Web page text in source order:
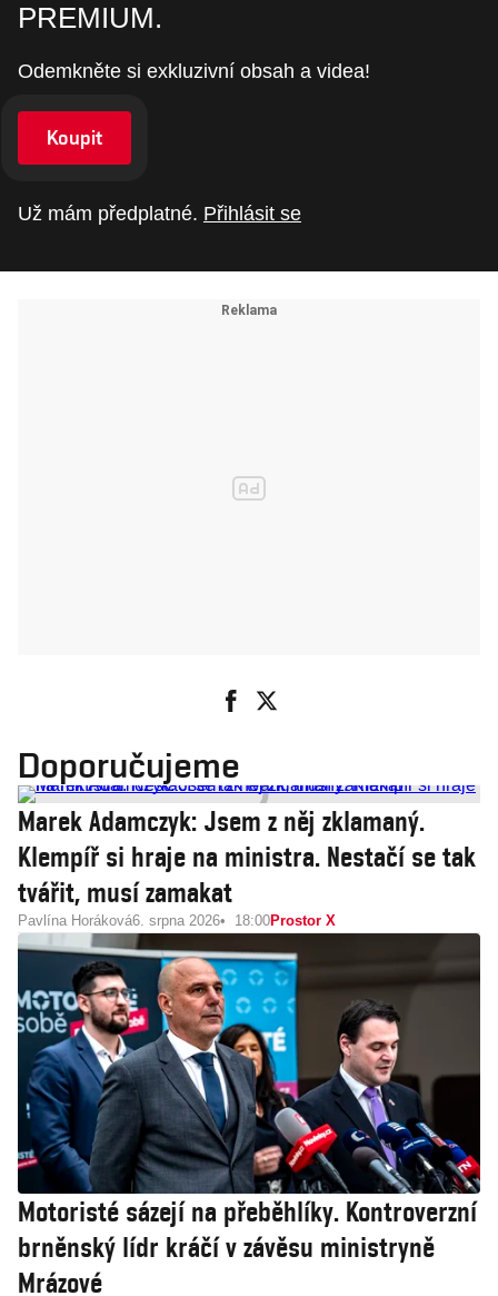
PREMIUM.
Odemkněte si exkluzivní obsah a videa!
Koupit
Už mám předplatné. Přihlásit se
Doporučujeme
Marek Adamczyk: Jsem z něj zklamaný.
Klempíř si hraje na ministra. Nestačí se tak
tvářit, musí zamakat
Pavlína Horáková6. srpna 2026 18:00Prostor X
Motoristé sázejí na přeběhlíky. Kontroverzní
brněnský lídr kráčí v závěsu ministryně
Mrázové